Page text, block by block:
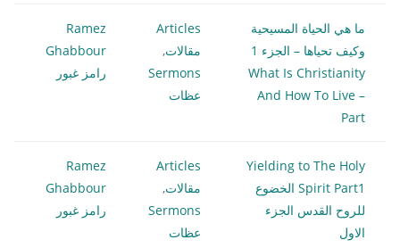
ما هي الحياة المسيحية
وكيف تحياها – الجزء 1
What Is Christianity
And How To Live –
Part
Articles
مقالات,
Sermons
عظات
Ramez
Ghabbour
رامز غبور
Yielding to The Holy
Spirit Part1 الخضوع
للروح القدس الجزء
الاول
Articles
مقالات,
Sermons
عظات
Ramez
Ghabbour
رامز غبور